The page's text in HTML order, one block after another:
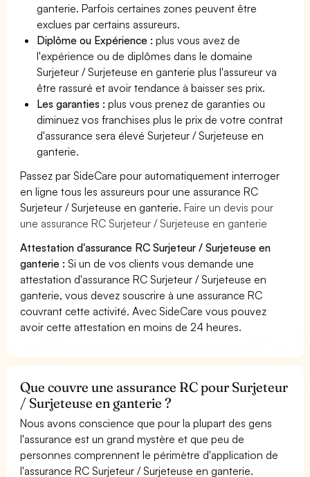
ganterie. Parfois certaines zones peuvent être
exclues par certains assureurs.
Diplôme ou Expérience :plus vous avez de
l'expérience ou de diplômes dans le domaine
Surjeteur / Surjeteuse en ganterie plus l'assureur va
être rassuré et avoir tendance à baisser ses prix.
Les garanties :plus vous prenez de garanties ou
diminuez vos franchises plus le prix de votre contrat
d'assurance sera élevé Surjeteur / Surjeteuse en
ganterie.
Passez par SideCare pour automatiquement interroger
en ligne tous les assureurs pour une assurance RC
Surjeteur / Surjeteuse en ganterie.Faire un devis pour
une assurance RC Surjeteur / Surjeteuse en ganterie
Attestation d'assurance RC Surjeteur / Surjeteuse en
ganterie : Si un de vos clients vous demande une
attestation d'assurance RC Surjeteur / Surjeteuse en
ganterie, vous devez souscrire à une assurance RC
couvrant cette activité. Avec SideCare vous pouvez
avoir cette attestation en moins de 24 heures.
Que couvre une assurance RC pour Surjeteur
/ Surjeteuse en ganterie ?
Nous avons conscience que pour la plupart des gens
l'assurance est un grand mystère et que peu de
personnes comprennent le périmètre d'application de
l'assurance RC Surjeteur / Surjeteuse en ganterie.